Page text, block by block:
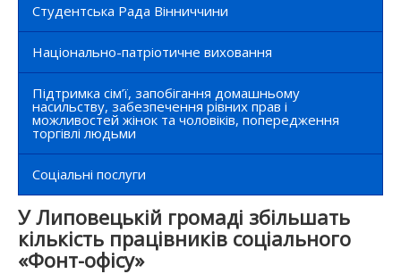
Студентська Рада Вінниччини
Національно-патріотичне виховання
Підтримка сім’ї, запобігання домашньому
насильству, забезпечення рівних прав і
можливостей жінок та чоловіків, попередження
торгівлі людьми
Соціальні послуги
У Липовецькій громаді збільшать
кількість працівників соціального
«Фонт-офісу»